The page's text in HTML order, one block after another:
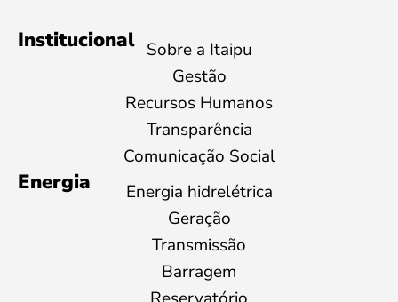
Institucional Sobre a Itaipu
Gestão
Recursos Humanos
Transparência
Comunicação Social
Energia
Energia hidrelétrica
Geração
Transmissão
Barragem